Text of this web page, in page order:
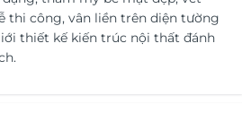
thi công, vân liền trên diện tường
thiết kế kiến trúc nội thất đánh